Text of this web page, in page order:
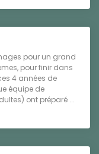
pour un grand
pour finir dans
4 années de
équipe de
ont préparé ...